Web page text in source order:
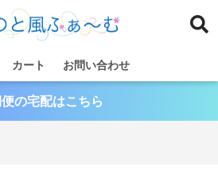
カート お問い合わせ
の宅配はこちら